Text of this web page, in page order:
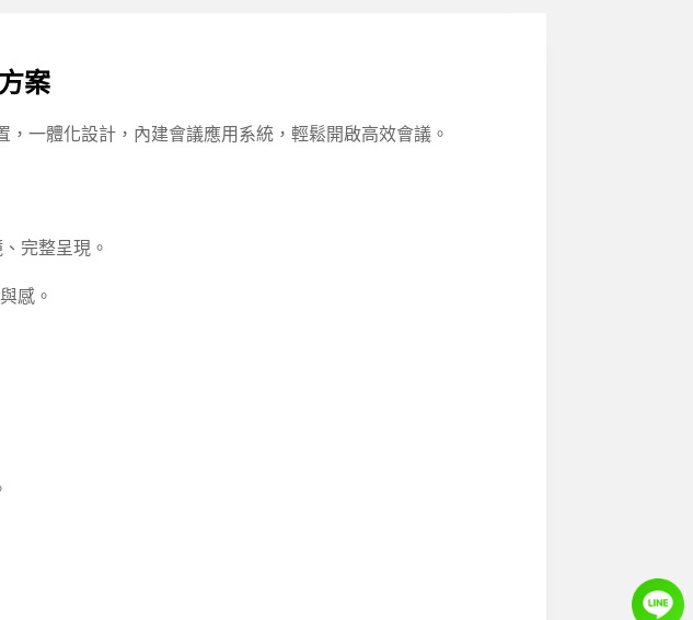
案
一體化設計，內建會議應用系統，輕鬆開啟高效會議。
完整呈現。
感。